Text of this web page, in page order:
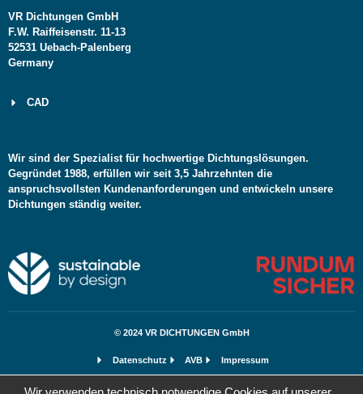
VR Dichtungen GmbH
F.W. Raiffeisenstr. 11-13
52531 Uebach-Palenberg
Germany
CAD
Wir sind der Spezialist für hochwertige Dichtungslösungen.
Gegründet 1988, erfüllen wir seit 3,5 Jahrzehnten die
anspruchsvollsten Kundenanforderungen und entwickeln unsere
Dichtungen ständig weiter.
© 2024 VR DICHTUNGEN GmbH
Datenschutz AVB Impressum